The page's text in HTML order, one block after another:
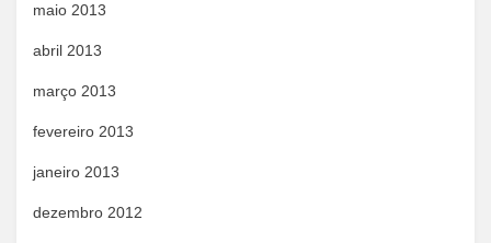
maio 2013
abril 2013
março 2013
fevereiro 2013
janeiro 2013
dezembro 2012